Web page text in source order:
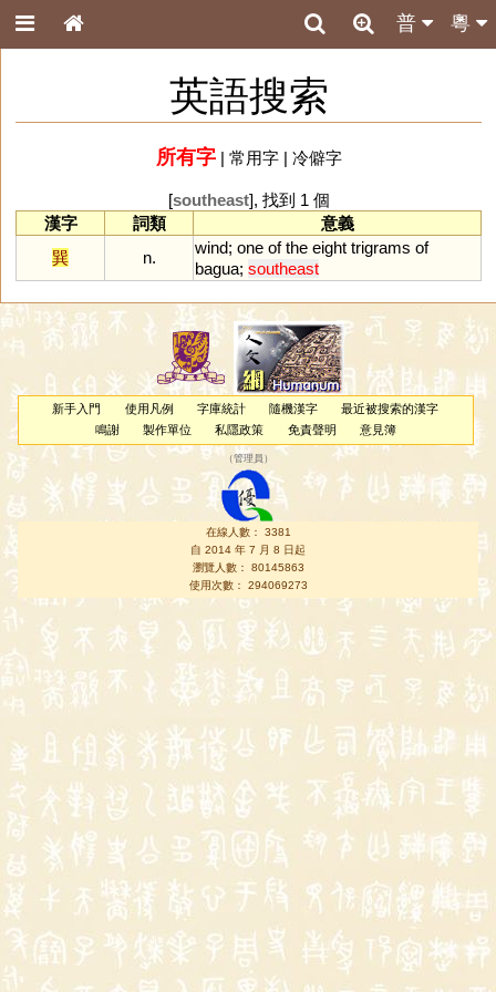
粵
普
英語搜索
所有字| 常用字| 冷僻字
[southeast], 找到 1 個
漢字
詞類
意義
巽
n.
wind; one of the eight trigrams of
bagua; southeast
新手入門 使用凡例 字庫統計 隨機漢字
最近被搜索的漢字
鳴謝
製作單位 私隱政策 免責聲明 意見簿
（管理員 ）
在線人數： 3381
自 2014 年 7 月 8 日起
瀏覽人數： 80145863
使用次數： 294069273